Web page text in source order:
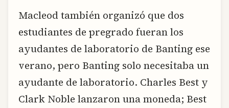
Macleod también organizó que dos
estudiantes de pregrado fueran los
ayudantes de laboratorio de Banting ese
verano, pero Banting solo necesitaba un
ayudante de laboratorio. Charles Best y
Clark Noble lanzaron una moneda; Best